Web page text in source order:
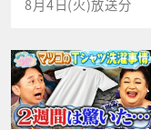
8月4日(火)放送分